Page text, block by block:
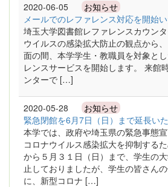
2020-06-05 お知らせ
メールでのレファレンス対応を開始
埼玉大学図書館レファレンスカウン
ウイルスの感染拡大防止の観点から
面の間、本学学生・教職員を対象と
レンスサービスを開始します。 来館
ンターで […]
2020-05-28 お知らせ
緊急閉館を6月7日（日）まで延長い
本学では、政府や埼玉県の緊急事態
コロナウイルス感染拡大を抑制するた
から５月３１日（日）まで、学生の
止しておりましたが、学生の皆さん
に、新型コロナ […]